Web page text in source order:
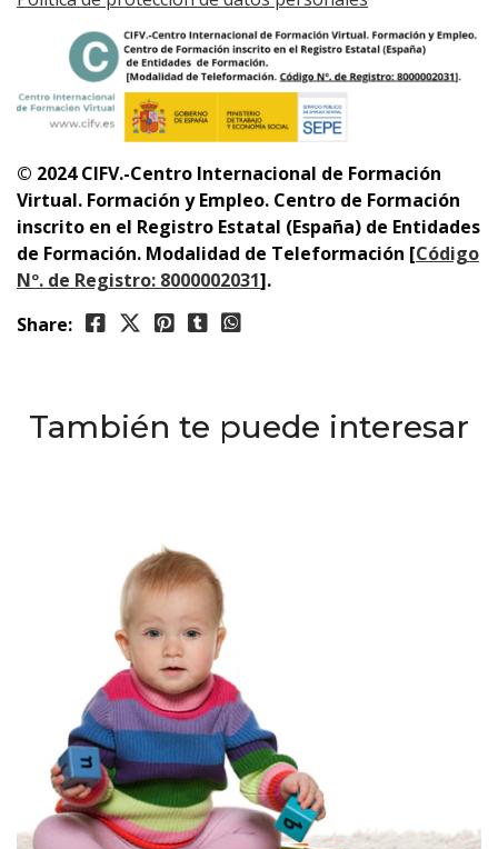
© 2024 CIFV.-Centro Internacional de Formación
Virtual. Formación y Empleo. Centro de Formación
inscrito en el Registro Estatal (España) de Entidades
de Formación. Modalidad de Teleformación [Código
Nº. de Registro: 8000002031].
Share:
También te puede interesar